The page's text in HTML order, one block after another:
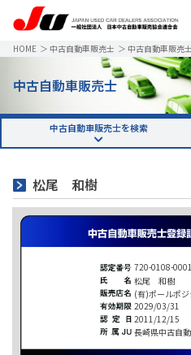
HOME ＞ 中古自動車販売士 ＞ 中古自動車販売
中古自動車販売士
中古自動車販売士を検索
松尾 和樹
720-0108-0001
松尾 和樹
(有)ポールポ
2029/03/31
2011/12/15
長崎県中古自